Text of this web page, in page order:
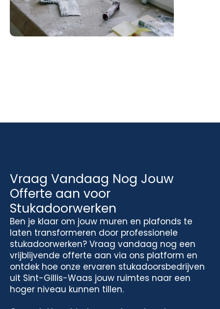
Vraag Vandaag Nog Jouw
Offerte aan voor
Stukadoorwerken
Ben je klaar om jouw muren en plafonds te
laten transformeren door professionele
stukadoorwerken? Vraag vandaag nog een
vrijblijvende offerte aan via ons platform en
ontdek hoe onze ervaren stukadoorsbedrijven
uit Sint-Gillis-Waas jouw ruimtes naar een
hoger niveau kunnen tillen.